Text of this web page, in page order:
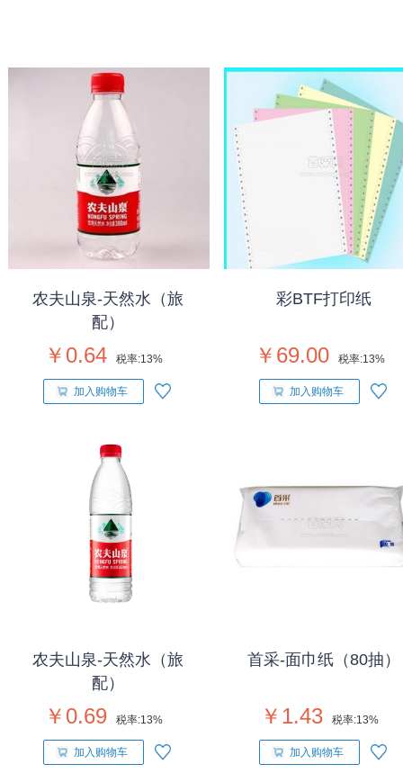
农夫山泉-天然水（旅
配）
￥0.64 税率:13%
加入购物车
彩BTF打印纸
￥69.00 税率:13%
加入购物车
农夫山泉-天然水（旅
配）
￥0.69 税率:13%
加入购物车
首采-面巾纸（80抽）
￥1.43 税率:13%
加入购物车